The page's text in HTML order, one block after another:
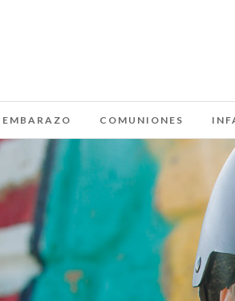
EMBARAZO COMUNIONES